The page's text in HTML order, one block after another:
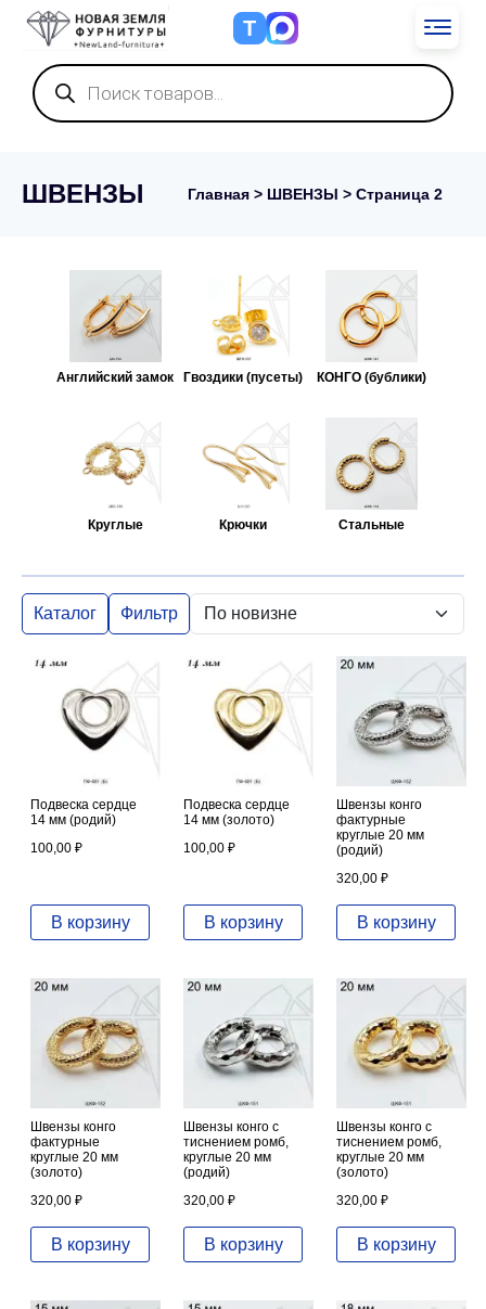
Т
Поиск
товаров
Главная > ШВЕНЗЫ > Страница 2
ШВЕНЗЫ
Английский замок Гвоздики (пусеты) КОНГО (бублики)
Круглые Крючки Стальные
Каталог Фильтр
Подвеска сердце
14 мм (родий)
100,00 ₽
В корзину
Подвеска сердце
14 мм (золото)
100,00 ₽
В корзину
Швензы конго
фактурные
круглые 20 мм
(родий)
320,00 ₽
В корзину
Швензы конго
фактурные
круглые 20 мм
(золото)
320,00 ₽
В корзину
Швензы конго с
тиснением ромб,
круглые 20 мм
(родий)
320,00 ₽
В корзину
Швензы конго с
тиснением ромб,
круглые 20 мм
(золото)
320,00 ₽
В корзину